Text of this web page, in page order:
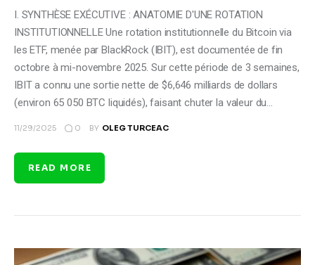
I. SYNTHÈSE EXÉCUTIVE : ANATOMIE D'UNE ROTATION
INSTITUTIONNELLE Une rotation institutionnelle du Bitcoin via
les ETF, menée par BlackRock (IBIT), est documentée de fin
octobre à mi-novembre 2025. Sur cette période de 3 semaines,
IBIT a connu une sortie nette de $6,646 milliards de dollars
(environ 65 050 BTC liquidés), faisant chuter la valeur du…
11/29/2025 0 BY OLEG TURCEAC
READ MORE